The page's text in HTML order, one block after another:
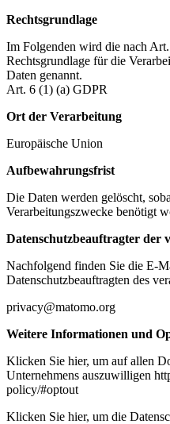
Rechtsgrundlage
Im Folgenden wird die nach
Rechtsgrundlage für die
Daten genannt.
Art. 6 (1) (a) GDPR
Ort der Verarbeitung
Europäische Union
Aufbewahrungsfrist
Die Daten werden gelöscht,
Verarbeitungszwecke benötigt
Datenschutzbeauftragter der
Nachfolgend finden Sie die E-
Datenschutzbeauftragten des
privacy@matomo.org
Weitere Informationen und
Klicken Sie hier, um auf allen
Unternehmens auszuwilligen
policy/#optout
Klicken Sie hier, um die